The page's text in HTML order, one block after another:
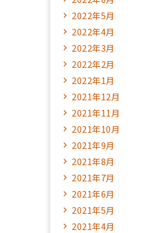
2022年5月
2022年4月
2022年3月
2022年2月
2022年1月
2021年12月
2021年11月
2021年10月
2021年9月
2021年8月
2021年7月
2021年6月
2021年5月
2021年4月